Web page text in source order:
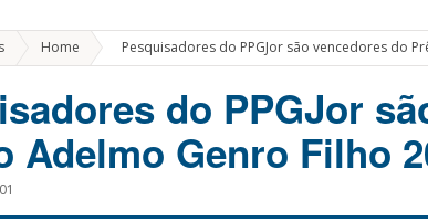
Home » Pesquisadores do PPGJor são vencedores do
do PPGJor
Adelmo Genro Filho